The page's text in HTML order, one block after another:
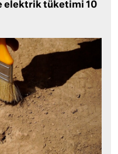
elektrik tüketimi 10